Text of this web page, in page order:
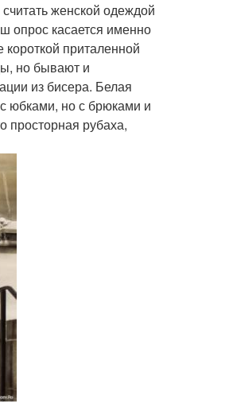
женской одеждой
опрос касается именно
приталенной
но бывают и
из бисера. Белая
юбками, но с брюками и
просторная рубаха,